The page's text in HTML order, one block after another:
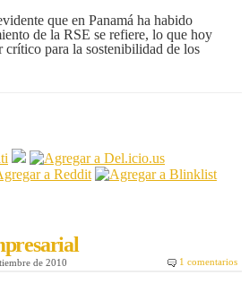
que en Panamá ha habido
de la RSE se refiere, lo que hoy
crítico para la sostenibilidad de los
de 2010 1 comentarios